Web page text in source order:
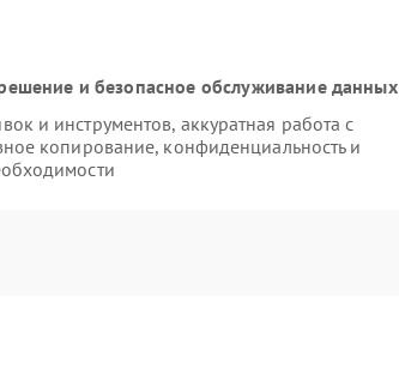
и безопасное обслуживание данных
и инструментов, аккуратная работа с
копирование, конфиденциальность и